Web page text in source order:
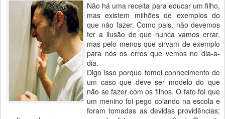
Não há uma receita para educar um filho,
mas existem milhões de exemplos do
que não fazer. Como pais, não devemos
ter a ilusão de que nunca vamos errar,
mas pelo menos que sirvam de exemplo
para nós os erros que vemos no dia-a-
dia.
Digo isso porque tomei conhecimento de
um caso que deve ser modelo do que
não se fazer com os filhos. O fato foi que
um menino foi pego colando na escola e
foram tomadas as devidas providências;